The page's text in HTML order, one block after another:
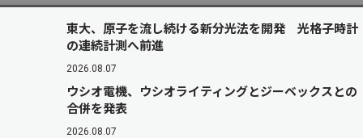
東大、原子を流し続ける新分光法を開発 光格子時計
の連続計測へ前進
2026.08.07
ウシオ電機、ウシオライティングとジーベックスとの
合併を発表
2026.08.07